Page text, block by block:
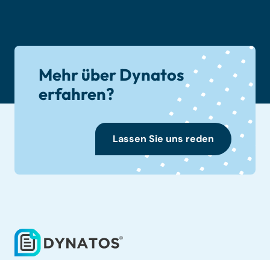
Mehr über Dynatos
erfahren?
Lassen Sie uns reden